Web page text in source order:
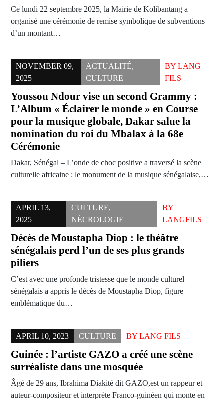
Ce lundi 22 septembre 2025, la Mairie de Kolibantang a
organisé une cérémonie de remise symbolique de subventions
d’un montant…
NOVEMBER 09,
2025
ACTUALITÉ,
CULTURE
BY LANG
FILS
Youssou Ndour vise un second Grammy :
L’Album « Éclairer le monde » en Course
pour la musique globale, Dakar salue la
nomination du roi du Mbalax à la 68e
Cérémonie
Dakar, Sénégal – L’onde de choc positive a traversé la scène
culturelle africaine : le monument de la musique sénégalaise,…
APRIL 13,
2025
CULTURE,
NÉCROLOGIE
BY
LANGFILS
Décès de Moustapha Diop : le théâtre
sénégalais perd l’un de ses plus grands
piliers
C’est avec une profonde tristesse que le monde culturel
sénégalais a appris le décès de Moustapha Diop, figure
emblématique du…
APRIL 10, 2023 CULTURE BY LANG FILS
Guinée : l’artiste GAZO a créé une scène
surréaliste dans une mosquée
Âgé de 29 ans, Ibrahima Diakité dit GAZO,est un rappeur et
auteur-compositeur et interprète Franco-guinéen qui monte en